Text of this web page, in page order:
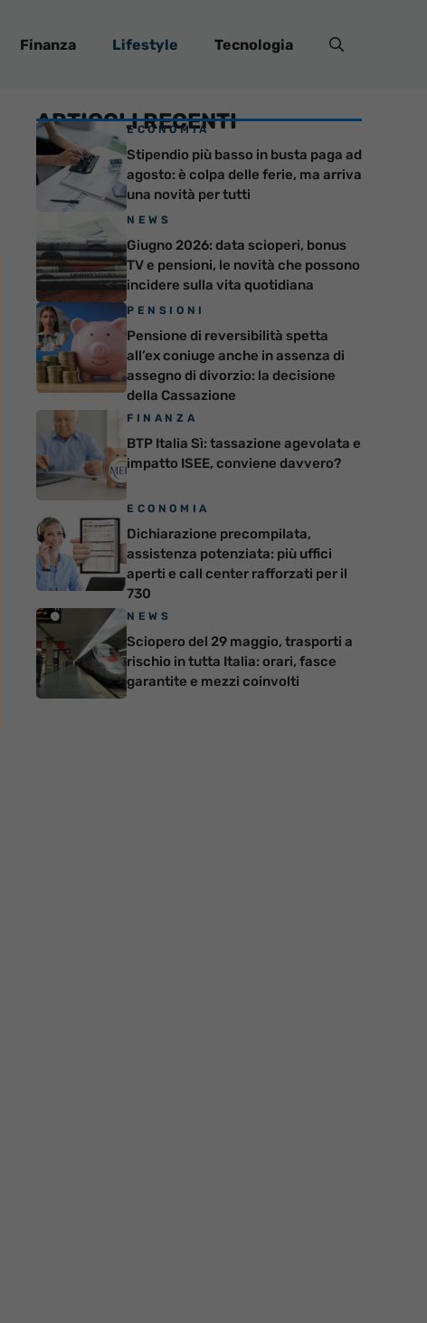
Finanza Lifestyle Tecnologia
ARTICOLI RECENTI
ECONOMIA
Stipendio più basso in busta paga ad
agosto: è colpa delle ferie, ma arriva
una novità per tutti
NEWS
Giugno 2026: data scioperi, bonus
TV e pensioni, le novità che possono
incidere sulla vita quotidiana
PENSIONI
Pensione di reversibilità spetta
all’ex coniuge anche in assenza di
assegno di divorzio: la decisione
della Cassazione
FINANZA
BTP Italia Sì: tassazione agevolata e
impatto ISEE, conviene davvero?
ECONOMIA
Dichiarazione precompilata,
assistenza potenziata: più uffici
aperti e call center rafforzati per il
730
NEWS
Sciopero del 29 maggio, trasporti a
rischio in tutta Italia: orari, fasce
garantite e mezzi coinvolti